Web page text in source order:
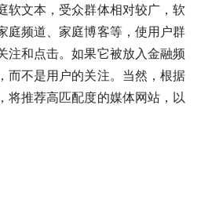
软文本，受众群体相对较广，软
庭频道、家庭博客等，使用户群
注和点击。如果它被放入金融频
而不是用户的关注。当然，根据
将推荐高匹配度的媒体网站，以